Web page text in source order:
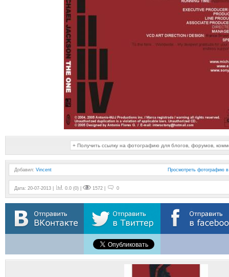
+ Получить ссылку на фотографию для блогов, форумов,
Добавил: Vincent Просмотреть фотографию
Дата: 20-07-2013 | 0.0 (0) | 1572 | 0